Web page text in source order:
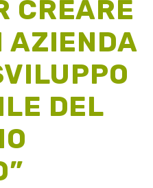
CREARE
AZIENDA
DEL